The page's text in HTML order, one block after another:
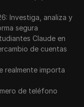
Investiga, analiza y
segura
Claude en
de cuentas
realmente importa
de teléfono